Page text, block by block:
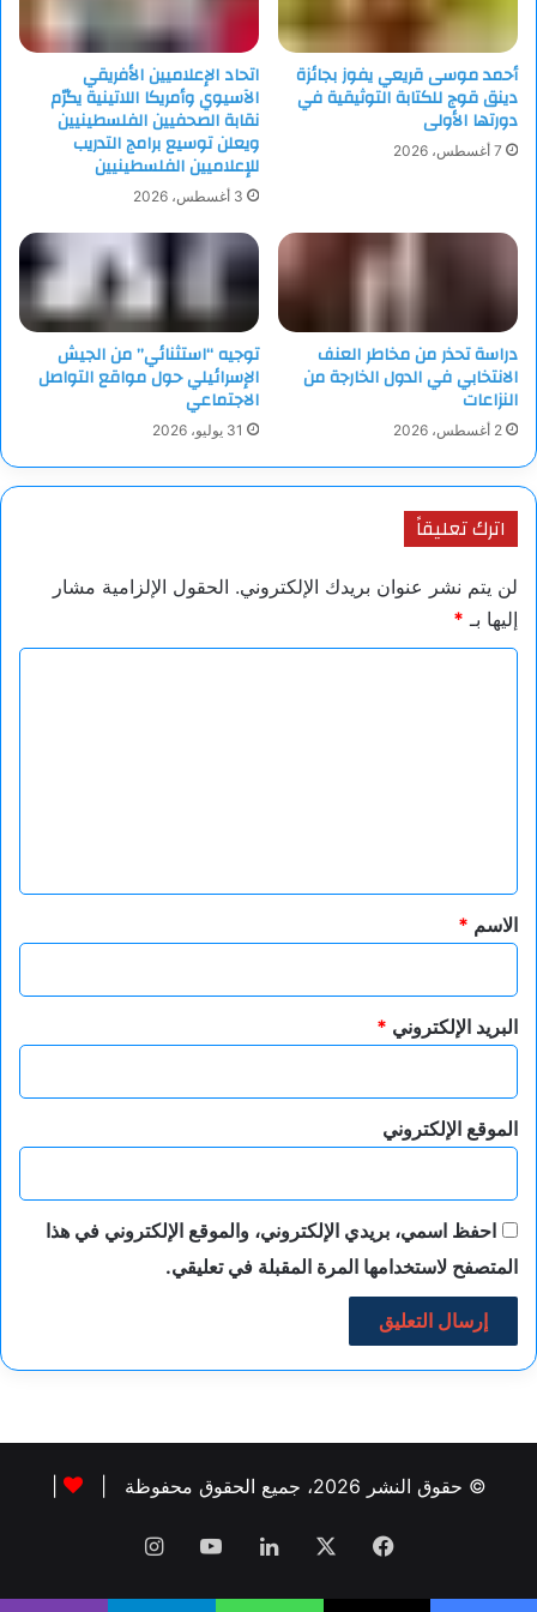
أحمد موسى قريعي يفوز بجائزة
دينق قوج للكتابة التوثيقية في
دورتها الأولى
7 أغسطس، 2026
اتحاد الإعلاميين الأفريقي
الآسيوي وأمريكا اللاتينية يكرّم
نقابة الصحفيين الفلسطينيين
ويعلن توسيع برامج التدريب
للإعلاميين الفلسطينيين
3 أغسطس، 2026
دراسة تحذر من مخاطر العنف
الانتخابي في الدول الخارجة من
النزاعات
2 أغسطس، 2026
توجيه “استثنائي” من الجيش
الإسرائيلي حول مواقع التواصل
الاجتماعي
31 يوليو، 2026
اترك تعليقاً
لن يتم نشر عنوان بريدك الإلكتروني. الحقول الإلزامية مشار
إليها بـ *
*
الاسم *
البريد الإلكتروني *
الموقع الإلكتروني
احفظ اسمي، بريدي الإلكتروني، والموقع الإلكتروني في هذا
المتصفح لاستخدامها المرة المقبلة في تعليقي.
© حقوق النشر 2026، جميع الحقوق محفوظة |
فيسبوك لينكدإن‫YouTubeانستقرام